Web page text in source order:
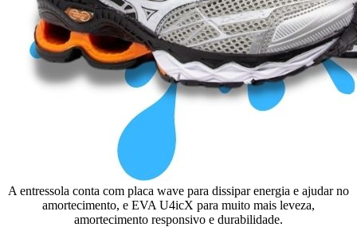
A entressola conta com placa wave para dissipar energia e ajudar no
amortecimento, e EVA U4icX para muito mais leveza,
amortecimento responsivo e durabilidade.